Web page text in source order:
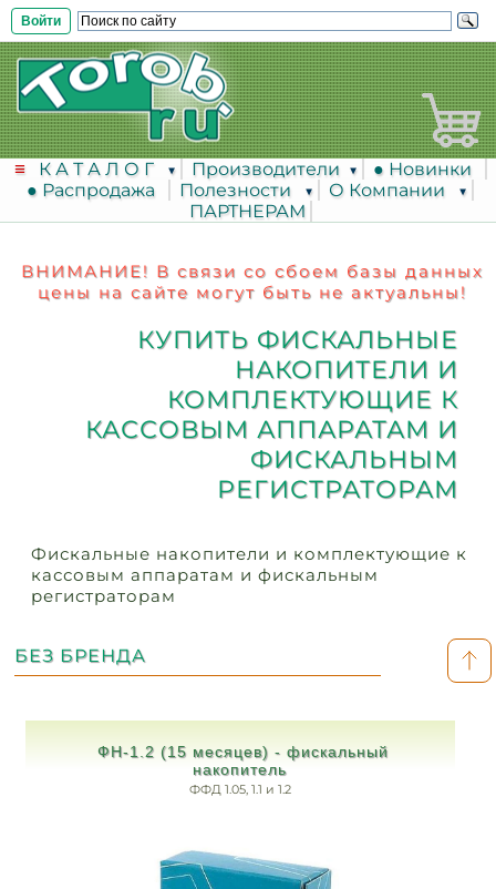
Войти
К А Т А Л О Г Производители
● Новинки
● Распродажа
Полезности
О Компании
ПАРТНЕРАМ
ВНИМАНИЕ! В связи со сбоем базы данных
цены на сайте могут быть не актуальны!
КУПИТЬ ФИСКАЛЬНЫЕ
НАКОПИТЕЛИ И
КОМПЛЕКТУЮЩИЕ К
КАССОВЫМ АППАРАТАМ И
ФИСКАЛЬНЫМ
РЕГИСТРАТОРАМ
Фискальные накопители и комплектующие к
кассовым аппаратам и фискальным
регистраторам
БЕЗ БРЕНДА
ФН-1.2 (15 месяцев) - фискальный
накопитель
ФФД 1.05, 1.1 и 1.2